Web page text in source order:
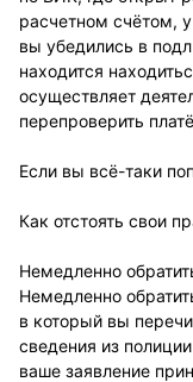
расчетном счётом,
вы убедились в
находится
осуществляет
перепроверить
Если вы всё-таки
Как отстоять свои
Немедленно
Немедленно
в который вы
сведения из
ваше заявление